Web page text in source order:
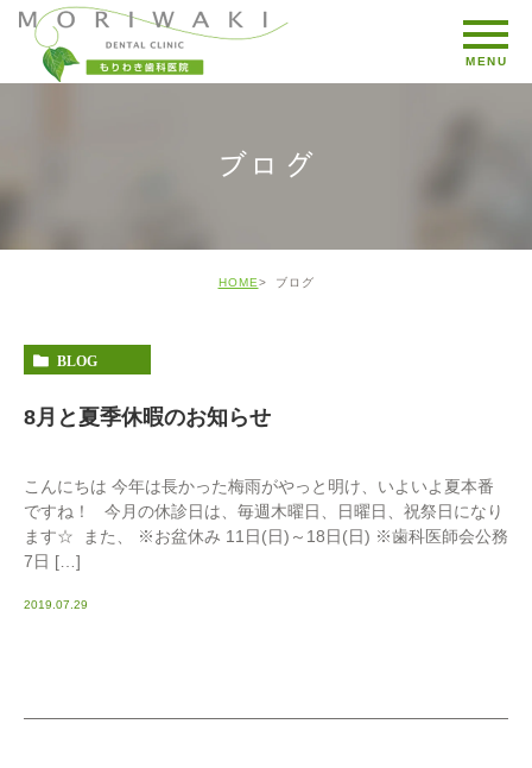
ブログ
HOME ブログ
BLOG
8月と夏季休暇のお知らせ
こんにちは 今年は長かった梅雨がやっと明け、いよいよ夏本番
ですね！ 今月の休診日は、毎週木曜日、日曜日、祝祭日になり
ます☆ また、 ※お盆休み 11日(日)～18日(日) ※歯科医師会公務
7日 […]
2019.07.29